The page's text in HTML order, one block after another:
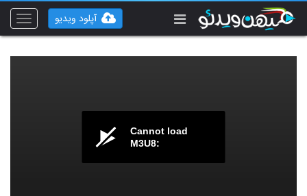
Toggle
آپلود ویدیو
Cannot load
M3U8: